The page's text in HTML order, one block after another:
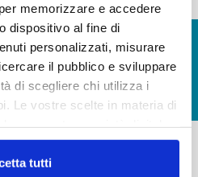
memorizzare e accedere
dispositivo al fine di
personalizzati, misurare
il pubblico e sviluppare
di scegliere chi utilizza i
Le vostre scelte in materia di
scelte. È possibile
consenso in qualsiasi
tutti
GLOSSARIO
GIUDICA IL SERVIZIO
LAVORA CON NOI